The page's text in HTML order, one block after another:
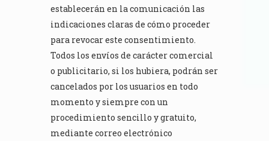
establecerán en la comunicación las
indicaciones claras de cómo proceder
para revocar este consentimiento.
Todos los envíos de carácter comercial
o publicitario, si los hubiera, podrán ser
cancelados por los usuarios en todo
momento y siempre con un
procedimiento sencillo y gratuito,
mediante correo electrónico